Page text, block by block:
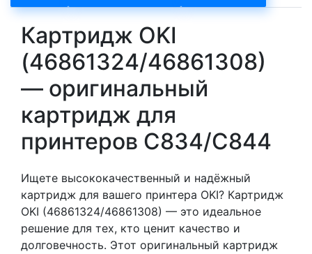
Картридж OKI
(46861324/46861308)
— оригинальный
картридж для
принтеров C834/C844
Ищете высококачественный и надёжный
картридж для вашего принтера OKI? Картридж
OKI (46861324/46861308) — это идеальное
решение для тех, кто ценит качество и
долговечность. Этот оригинальный картридж